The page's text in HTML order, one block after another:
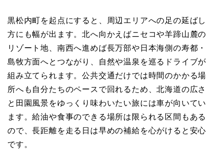
黒松内町を起点にすると、周辺エリアへの足の延ばし
方にも幅が出ます。北へ向かえばニセコや羊蹄山麓の
リゾート地、南西へ進めば長万部や日本海側の寿都・
島牧方面へとつながり、自然や温泉を巡るドライブが
組み立てられます。公共交通だけでは時間のかかる場
所へも自分たちのペースで回れるため、北海道の広さ
と田園風景をゆっくり味わいたい旅には車が向いてい
ます。給油や食事のできる場所は限られる区間もある
ので、長距離を走る日は早めの補給を心がけると安心
です。